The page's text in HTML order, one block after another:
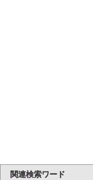
関連検索ワード